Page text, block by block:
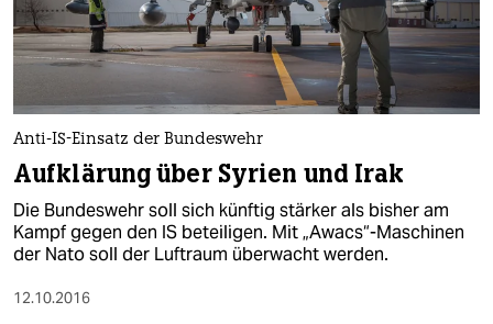
Anti-IS-Einsatz der Bundeswehr
Aufklärung über Syrien und Irak
Die Bundeswehr soll sich künftig stärker als bisher am
Kampf gegen den IS beteiligen. Mit „Awacs“-Maschinen
der Nato soll der Luftraum überwacht werden.
12.10.2016